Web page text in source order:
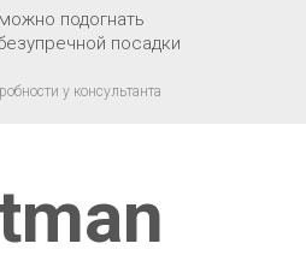
подогнать
посадки
у консультанта